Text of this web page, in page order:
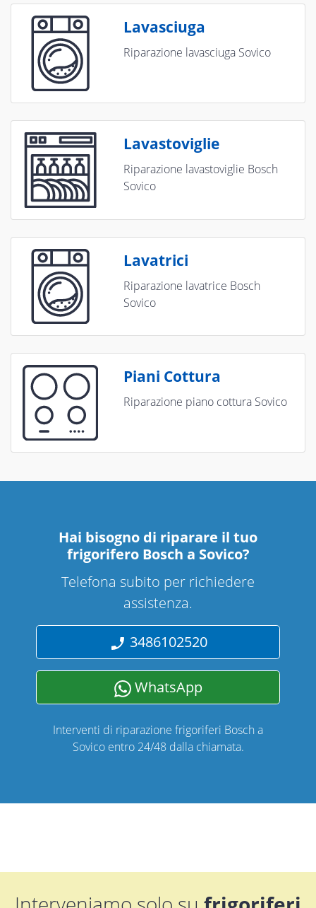
Lavasciuga
Riparazione lavasciuga Sovico
Lavastoviglie
Riparazione lavastoviglie Bosch
Sovico
Lavatrici
Riparazione lavatrice Bosch
Sovico
Piani Cottura
Riparazione piano cottura Sovico
Hai bisogno di riparare il tuo
frigorifero Bosch a Sovico?
Telefona subito per richiedere
assistenza.
3486102520
WhatsApp
Interventi di riparazione frigoriferi Bosch a
Sovico entro 24/48 dalla chiamata.